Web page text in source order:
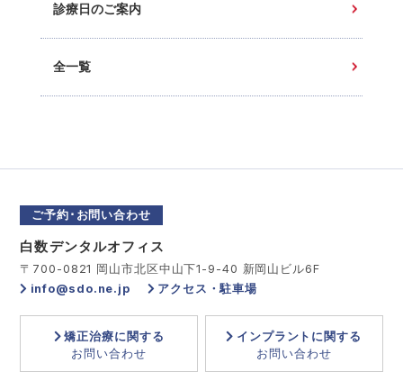
診療日のご案内
全一覧
ご予約･お問い合わせ
白数デンタルオフィス
〒700-0821 岡山市北区中山下1-9-40 新岡山ビル6F
info@sdo.ne.jp
アクセス・駐車場
矯正治療に関する
お問い合わせ
インプラントに関する
お問い合わせ